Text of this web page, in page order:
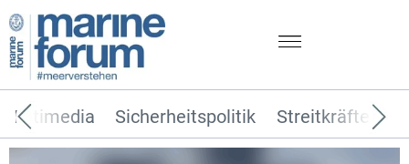
Sicherheitspolitik Streitkräfte
Multimedia